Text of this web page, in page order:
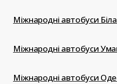
Міжнародні автобуси
Міжнародні автобуси
Міжнародні автобуси